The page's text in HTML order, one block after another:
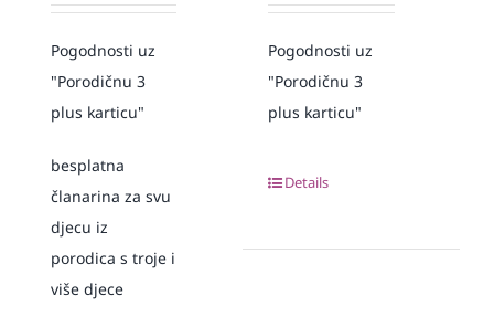
Pogodnosti uz
"Porodičnu 3
plus karticu"
besplatna
članarina za svu
djecu iz
porodica s troje i
više djece
Pogodnosti uz
"Porodičnu 3
plus karticu"
Details